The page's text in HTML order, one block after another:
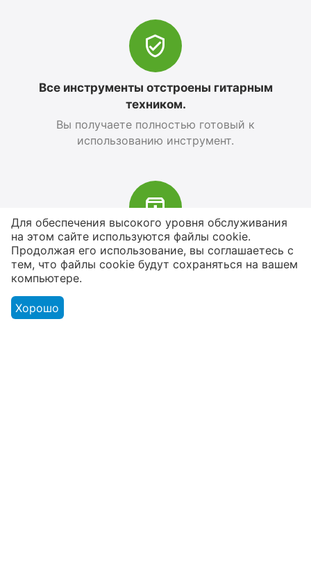
Все инструменты отстроены гитарным
техником.
Вы получаете полностью готовый к
использованию инструмент.
В наличии более 4000 наименований
товаров
От расходников до сценического
Для обеспечения высокого уровня обслуживания
на этом сайте используются файлы cookie.
Продолжая его использование, вы соглашаетесь с
тем, что файлы cookie будут сохраняться на вашем
компьютере.
Хорошо